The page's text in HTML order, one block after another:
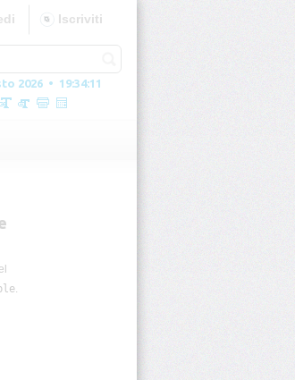
Iscriviti
2026 • 19:34:12
.